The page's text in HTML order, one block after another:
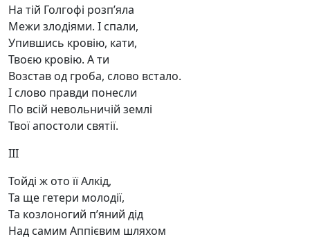
На тій Голгофі розп’яла
Межи злодіями. І спали,
Упившись кровію, кати,
Твоєю кровію. А ти
Возстав од гроба, слово встало.
І слово правди понесли
По всій невольничій землі
Твої апостоли святії.
III
Тойді ж ото її Алкід,
Та ще гетери молодії,
Та козлоногий п’яний дід
Над самим Аппієвим шляхом